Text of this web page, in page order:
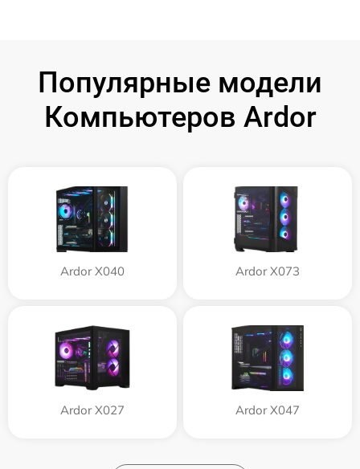
Популярные модели
Компьютеров Ardor
Ardor X040 Ardor X073
Ardor X027 Ardor X047